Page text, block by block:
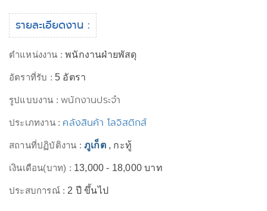
รายละเอียดงาน :
ตำแหน่งงาน :พนักงานฝ่ายพัสดุ
อัตราที่รับ : 5 อัตรา
รูปแบบงาน :พนักงานประจำ
ประเภทงาน : คลังสินค้า โลจิสติกส์
สถานที่ปฏิบัติงาน : ภูเก็ต, กะทู้
เงินเดือน(บาท) : 13,000 - 18,000 บาท
ประสบการณ์ : 2 ปี ขึ้นไป